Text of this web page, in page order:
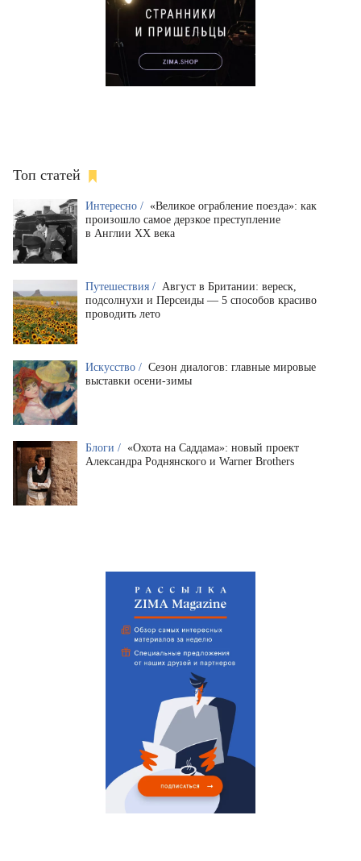
Топ статей
Интересно / «Великое ограбление поезда»: как
произошло самое дерзкое преступление
в Англии XX века
Путешествия / Август в Британии: вереск,
подсолнухи и Персеиды — 5 способов красиво
проводить лето
Искусство / Сезон диалогов: главные мировые
выставки осени-зимы
Блоги / «Охота на Саддама»: новый проект
Александра Роднянского и Warner Brothers